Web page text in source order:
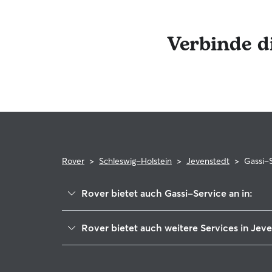
Verbinde
Rover > Schleswig-Holstein > Jevenstedt > Gassi-
Rover bietet auch Gassi-Service an in:
Rover bietet auch weitere Services in